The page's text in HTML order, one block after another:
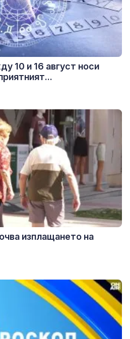
10 и 16 август носи
изплащането на